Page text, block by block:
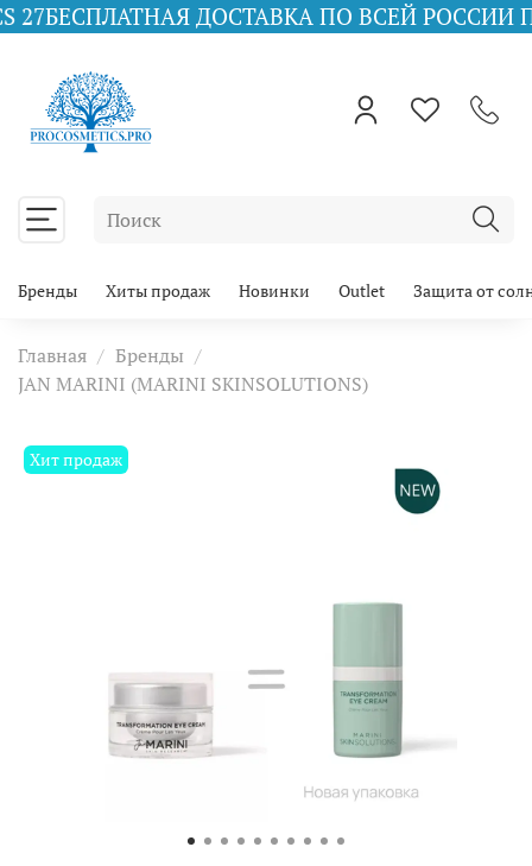
ДОСТАВКА ПО ВСЕЙ РОССИИ ПРИ
Бренды Хиты продаж Новинки Outlet Защита от
Главная
Бренды
JAN MARINI (MARINI SKINSOLUTIONS)
Хит продаж